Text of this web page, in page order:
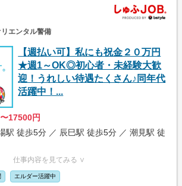
エンタル警備
【週払い可】私にも祝金２０万円
★週1～OK◎初心者・未経験大歓
迎！うれしい待遇たくさん♪同年代
活躍中！...
17500円
駅 徒歩5分 ／ 辰巳駅 徒歩5分 ／ 潮見駅 徒
仕事内容を見てみる ∨
エルダー活躍中